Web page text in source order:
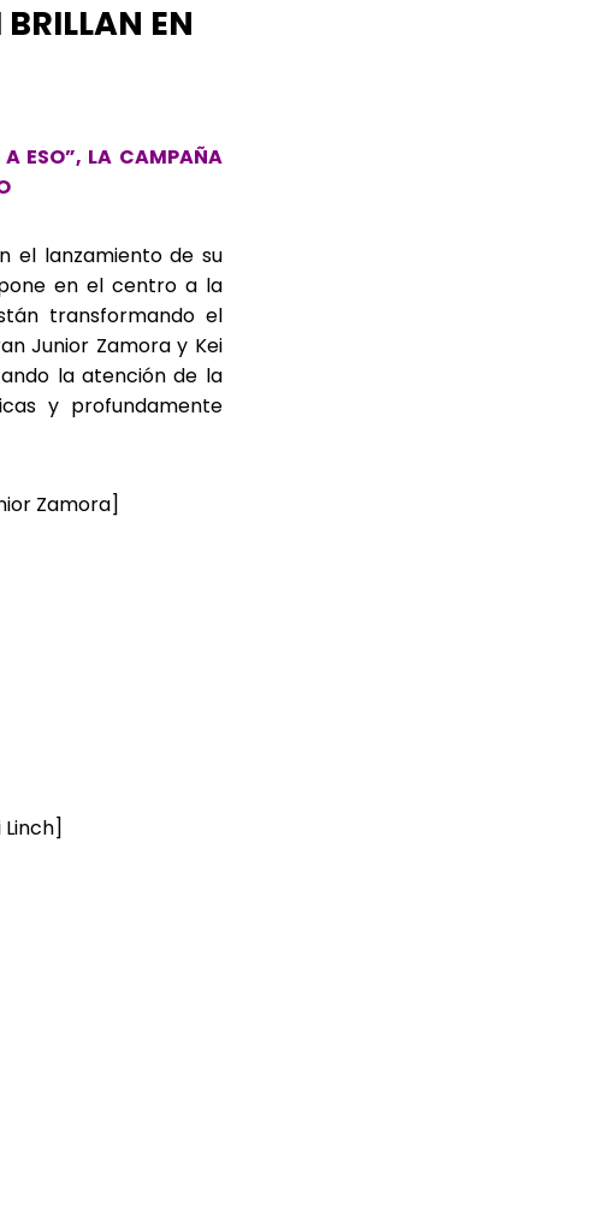
EN
A ESO”, LA CAMPAÑA
el lanzamiento de su
pone en el centro a la
transformando el
Junior Zamora y Kei
la atención de la
y profundamente
Zamora]